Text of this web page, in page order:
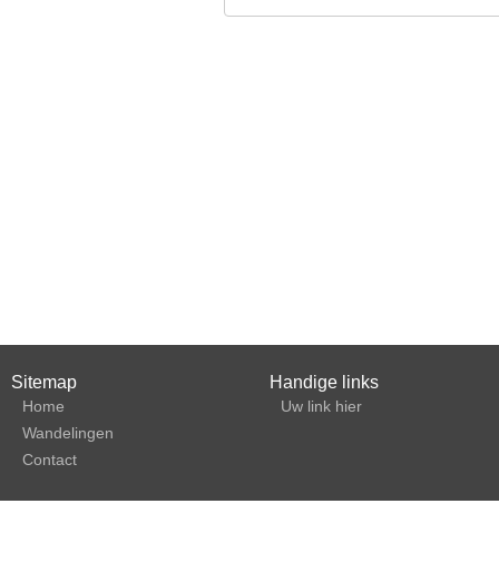
Sitemap
Home
Wandelingen
Contact
Handige links
Uw link hier